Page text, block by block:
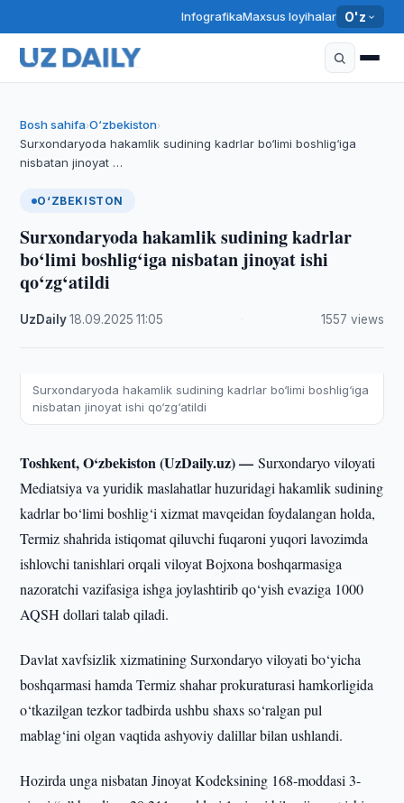
InfografikaMaxsus loyihalar O'z
Bosh sahifa›O‘zbekiston›
Surxondaryoda hakamlik sudining kadrlar bo‘limi boshlig‘iga
nisbatan jinoyat …
O‘ZBEKISTON
Surxondaryoda hakamlik sudining kadrlar
bo‘limi boshlig‘iga nisbatan jinoyat ishi
qo‘zg‘atildi
UzDaily·18.09.2025 ·11:05 1557 views
Surxondaryoda hakamlik sudining kadrlar bo‘limi boshlig‘iga
nisbatan jinoyat ishi qo‘zg‘atildi
Toshkent, O‘zbekiston (UzDaily.uz) —Surxondaryo viloyati
Mediatsiya va yuridik maslahatlar huzuridagi hakamlik sudining
kadrlar bo‘limi boshlig‘i xizmat mavqeidan foydalangan holda,
Termiz shahrida istiqomat qiluvchi fuqaroni yuqori lavozimda
ishlovchi tanishlari orqali viloyat Bojxona boshqarmasiga
nazoratchi vazifasiga ishga joylashtirib qo‘yish evaziga 1000
AQSH dollari talab qiladi.
Davlat xavfsizlik xizmatining Surxondaryo viloyati bo‘yicha
boshqarmasi hamda Termiz shahar prokuraturasi hamkorligida
o‘tkazilgan tezkor tadbirda ushbu shaxs so‘ralgan pul
mablag‘ini olgan vaqtida ashyoviy dalillar bilan ushlandi.
Hozirda unga nisbatan Jinoyat Kodeksining 168-moddasi 3-